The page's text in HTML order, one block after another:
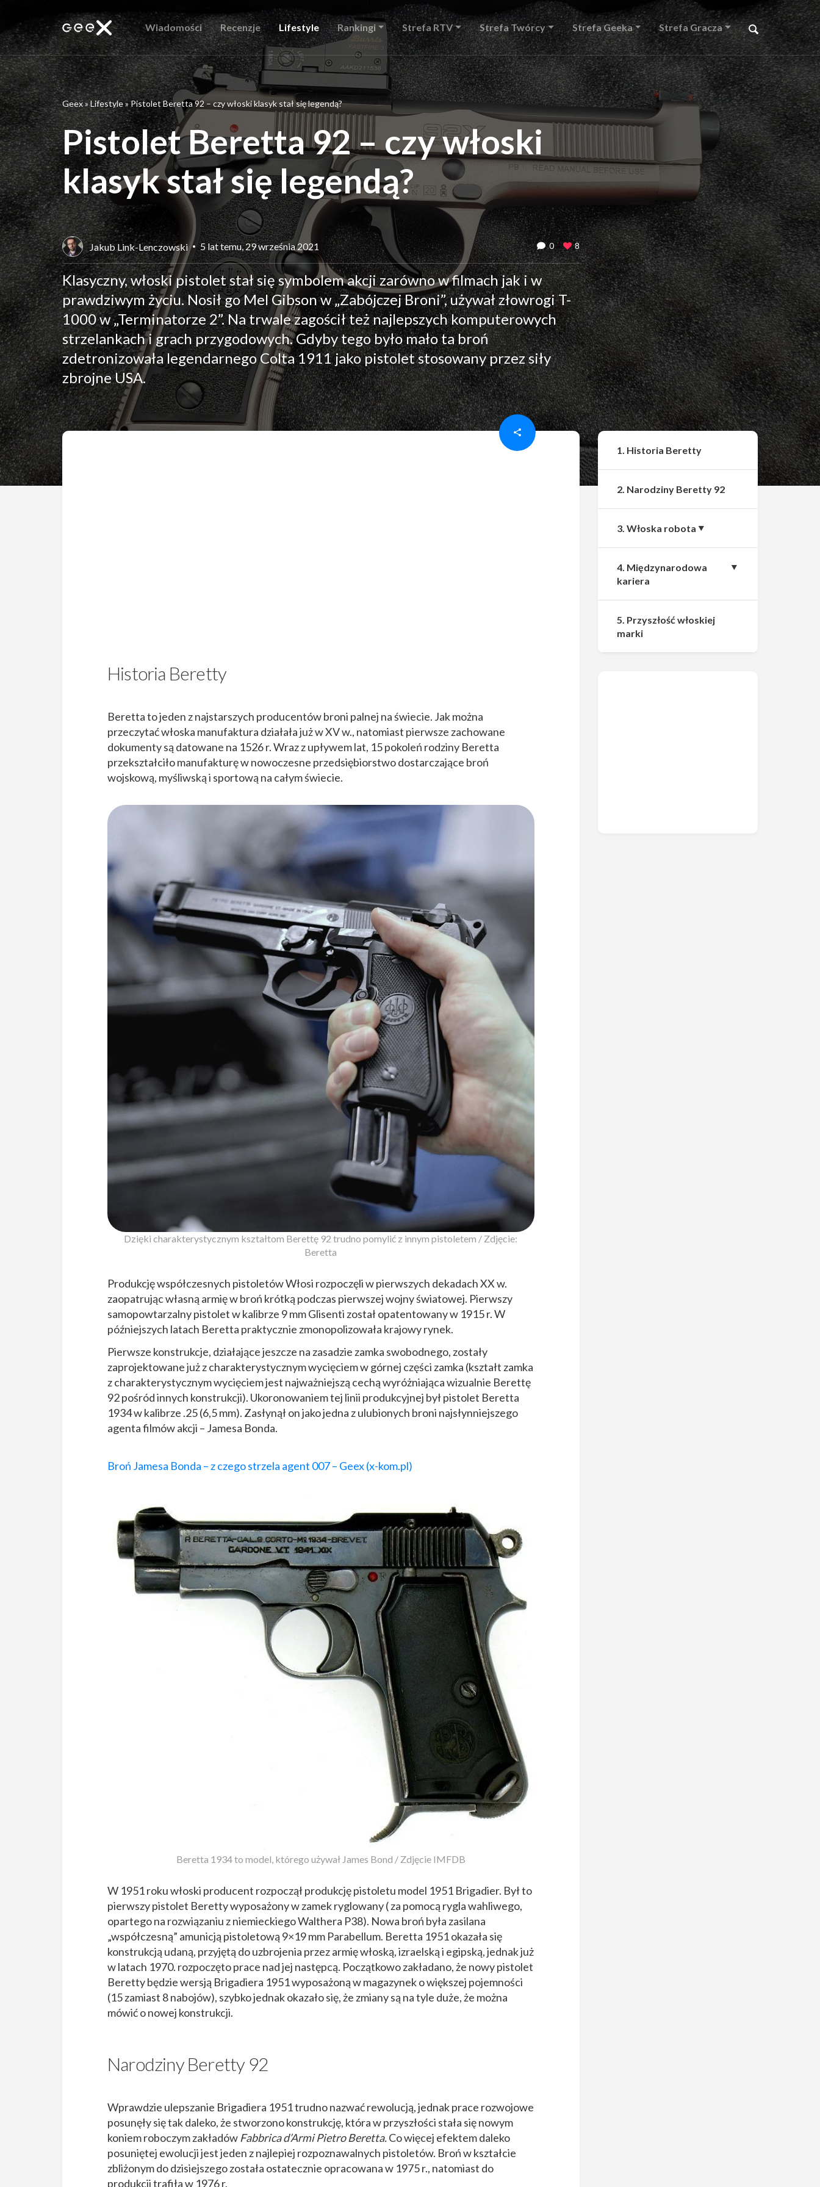
Wiadomości Recenzje Lifestyle Rankingi Strefa RTV Strefa Twórcy Strefa Geeka Strefa Gracza
Geex»Lifestyle»Pistolet Beretta 92 – czy włoski klasyk stał się legendą?
Pistolet Beretta 92 – czy włoski
klasyk stał się legendą?
Jakub Link-Lenczowski 5 lat temu, 29 września 2021 0 8
Klasyczny, włoski pistolet stał się symbolem akcji zarówno w filmach jak i w
prawdziwym życiu. Nosił go Mel Gibson w „Zabójczej Broni”, używał złowrogi T-
1000 w „Terminatorze 2”. Na trwale zagościł też najlepszych komputerowych
strzelankach i grach przygodowych. Gdyby tego było mało ta broń
zdetronizowała legendarnego Colta 1911 jako pistolet stosowany przez siły
zbrojne USA.
Udostępnij
Historia Beretty
Beretta to jeden z najstarszych producentów broni palnej na świecie. Jak można
przeczytać włoska manufaktura działała już w XV w., natomiast pierwsze zachowane
dokumenty są datowane na 1526 r. Wraz z upływem lat, 15 pokoleń rodziny Beretta
przekształciło manufakturę w nowoczesne przedsiębiorstwo dostarczające broń
wojskową, myśliwską i sportową na całym świecie.
Dzięki charakterystycznym kształtom Berettę 92 trudno pomylić z innym pistoletem / Zdjęcie:
Beretta
Produkcję współczesnych pistoletów Włosi rozpoczęli w pierwszych dekadach XX w.
zaopatrując własną armię w broń krótką podczas pierwszej wojny światowej. Pierwszy
samopowtarzalny pistolet w kalibrze 9 mm Glisenti został opatentowany w 1915 r. W
późniejszych latach Beretta praktycznie zmonopolizowała krajowy rynek.
Pierwsze konstrukcje, działające jeszcze na zasadzie zamka swobodnego, zostały
zaprojektowane już z charakterystycznym wycięciem w górnej części zamka (kształt zamka
z charakterystycznym wycięciem jest najważniejszą cechą wyróżniająca wizualnie Berettę
92 pośród innych konstrukcji). Ukoronowaniem tej linii produkcyjnej był pistolet Beretta
1934 w kalibrze .25 (6,5 mm). Zasłynął on jako jedna z ulubionych broni najsłynniejszego
agenta filmów akcji – Jamesa Bonda.
Broń Jamesa Bonda – z czego strzela agent 007 – Geex (x-kom.pl)
Beretta 1934 to model, którego używał James Bond / Zdjęcie IMFDB
W 1951 roku włoski producent rozpoczął produkcję pistoletu model 1951 Brigadier. Był to
pierwszy pistolet Beretty wyposażony w zamek ryglowany ( za pomocą rygla wahliwego,
opartego na rozwiązaniu z niemieckiego Walthera P38). Nowa broń była zasilana
„współczesną” amunicją pistoletową 9×19 mm Parabellum. Beretta 1951 okazała się
konstrukcją udaną, przyjętą do uzbrojenia przez armię włoską, izraelską i egipską, jednak już
w latach 1970. rozpoczęto prace nad jej następcą. Początkowo zakładano, że nowy pistolet
Beretty będzie wersją Brigadiera 1951 wyposażoną w magazynek o większej pojemności
(15 zamiast 8 nabojów), szybko jednak okazało się, że zmiany są na tyle duże, że można
mówić o nowej konstrukcji.
Narodziny Beretty 92
Wprawdzie ulepszanie Brigadiera 1951 trudno nazwać rewolucją, jednak prace rozwojowe
posunęły się tak daleko, że stworzono konstrukcję, która w przyszłości stała się nowym
koniem roboczym zakładów Fabbrica d’Armi Pietro Beretta.Co więcej efektem daleko
posuniętej ewolucji jest jeden z najlepiej rozpoznawalnych pistoletów. Broń w kształcie
zbliżonym do dzisiejszego została ostatecznie opracowana w 1975 r., natomiast do
produkcji trafiła w 1976 r.
1. Historia Beretty
2. Narodziny Beretty 92
3. Włoska robota
4. Międzynarodowa
kariera
5. Przyszłość włoskiej
marki